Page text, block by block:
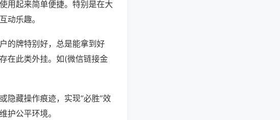
用起来简单便捷。特别是在大
动乐趣。
的牌特别好，总是能拿到好
在此类外挂。如(微信链接金
隐藏操作痕迹，实现“必胜”效
护公平环境。